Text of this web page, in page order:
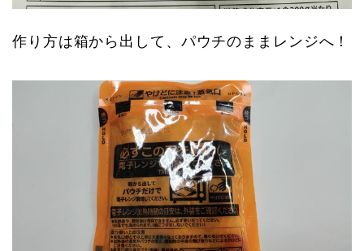
作り方は箱から出して、パウチのままレンジへ！